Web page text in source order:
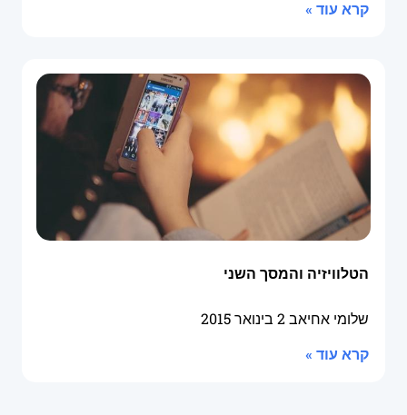
קרא עוד »
הטלוויזיה והמסך השני
שלומי אחיאב2 בינואר 2015
קרא עוד »